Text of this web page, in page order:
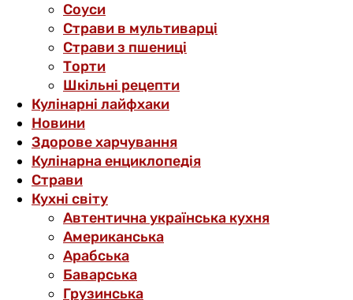
Соуси
Страви в мультиварці
Страви з пшениці
Торти
Шкільні рецепти
Кулінарні лайфхаки
Новини
Здорове харчування
Кулінарна енциклопедія
Страви
Кухні світу
Автентична українська кухня
Американська
Арабська
Баварська
Грузинська